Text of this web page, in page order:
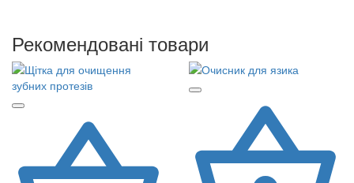
Рекомендовані товари